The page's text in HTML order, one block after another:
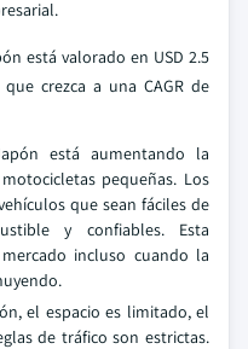
está valorado en USD 2.5
crezca a una CAGR de
está aumentando la
pequeñas. Los
que sean fáciles de
y confiables. Esta
incluso cuando la
el espacio es limitado, el
de tráfico son estrictas.